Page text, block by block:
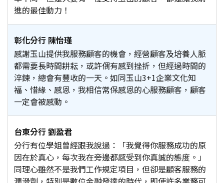
進的最佳動力！
彰化分行 陳怡瑾
感謝玉山提供我服務顧客的機會，經營顧客及培養人脈
都需要長時間耕耘，或許偶有感到挫折，但經過時間的
淬鍊，總會有豐收的一天。如同玉山3+1企業文化知
福、惜緣、感恩，我相信常保感恩的心服務顧客，顧客
一定會被感動。
台東分行 劉盈君
分行有位學姐曾經跟我說過：「我覺得你服務成功的原
因在於真心，每次我在旁邊都感受到你真誠的態度。」
同理心雖然不是我們工作規定項目，但卻是顧客服務的